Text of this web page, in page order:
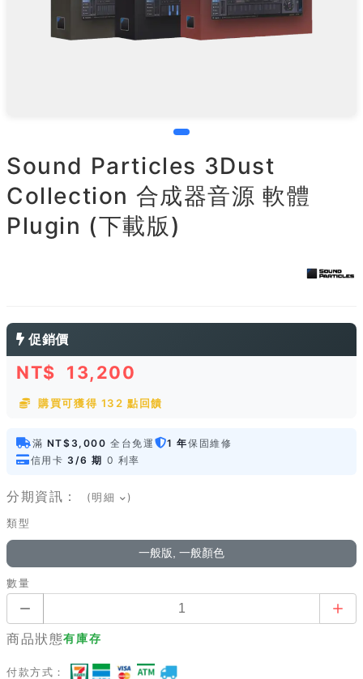
Sound Particles 3Dust
Collection 合成器音源 軟體
Plugin (下載版)
促銷價
NT$ 13,200
購買可獲得 132 點回饋
滿 NT$3,000 全台免運 1 年保固維修
信用卡 3/6 期 0 利率
分期資訊： (明細 )
類型
一般版, 一般顏色
數量
商品狀態有庫存
付款方式：